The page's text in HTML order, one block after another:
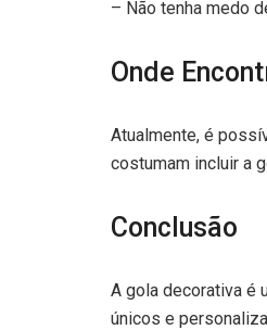
– Não tenha medo
Onde
Atualmente, é
costumam incluir a
Conclusão
A gola decorativa é
únicos e